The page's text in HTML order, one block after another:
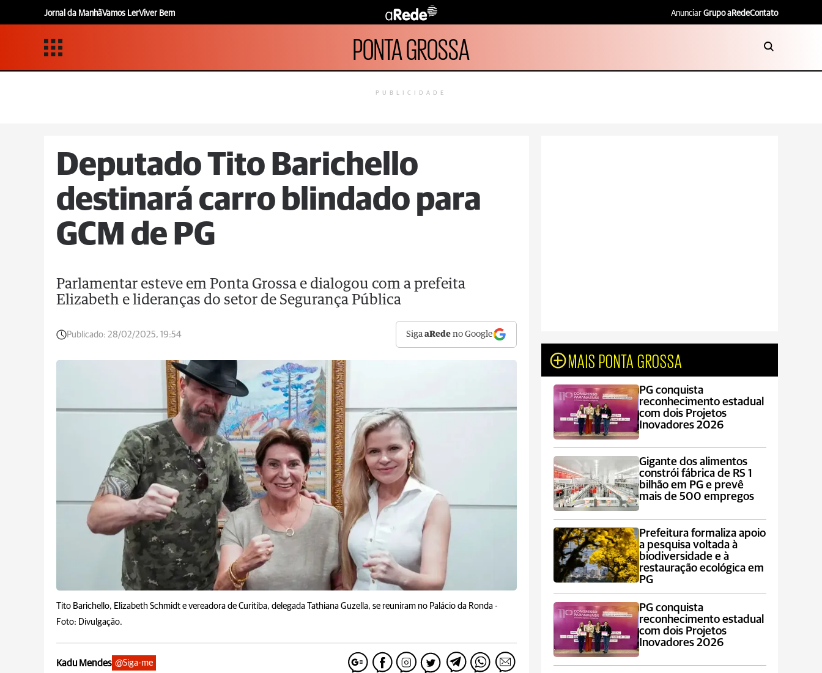
Jornal da ManhãVamos LerViver Bem Anunciar Grupo aRedeContato
PONTA GROSSA
PUBLICIDADE
Deputado Tito Barichello
destinará carro blindado para
GCM de PG
Parlamentar esteve em Ponta Grossa e dialogou com a prefeita
Elizabeth e lideranças do setor de Segurança Pública
Publicado: 28/02/2025, 19:54 SigaaRede no Google
Tito Barichello, Elizabeth Schmidt e vereadora de Curitiba, delegada Tathiana Guzella, se reuniram no Palácio da Ronda -
Foto: Divulgação.
Kadu Mendes @Siga-me
MAIS PONTA GROSSA
PG conquista
reconhecimento estadual
com dois Projetos
Inovadores 2026
Gigante dos alimentos
constrói fábrica de RS 1
bilhão em PG e prevê
mais de 500 empregos
Prefeitura formaliza apoio
a pesquisa voltada à
biodiversidade e à
restauração ecológica em
PG
PG conquista
reconhecimento estadual
com dois Projetos
Inovadores 2026